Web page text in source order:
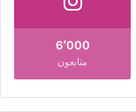
6٬000
متابعون